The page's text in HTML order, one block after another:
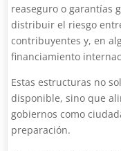
reaseguro o garantías
distribuir el riesgo
contribuyentes y, en
financiamiento
Estas estructuras no
disponible, sino que
gobiernos como
preparación.